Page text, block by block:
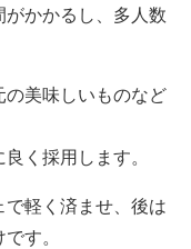
かかるし、多人数
の美味しいものなど
く採用します。
軽く済ませ、後は
す。